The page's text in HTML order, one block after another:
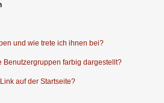
und wie trete ich ihnen bei?
farbig dargestellt?
auf der Startseite?